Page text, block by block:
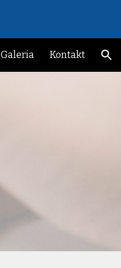
Galeria Kontakt